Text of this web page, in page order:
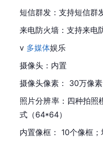
短信群发：支持短信群
来电防火墙：支持来电
v 多媒体娱乐
摄像头：内置
摄像头像素： 30万像素
照片分辨率：四种拍
式（64*64）
内置像框： 10个像框